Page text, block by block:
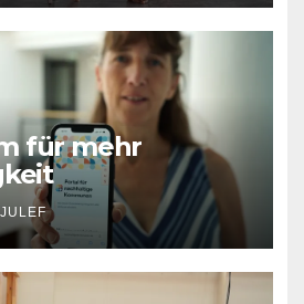
für mehr
JULEF